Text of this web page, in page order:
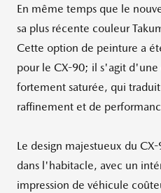
En même temps que le
sa plus récente couleur
Cette option de peinture a
pour le CX-90; il s'agit
fortement saturée, qui
raffinement et de
Le design majestueux du
dans l'habitacle, avec un
impression de véhicule